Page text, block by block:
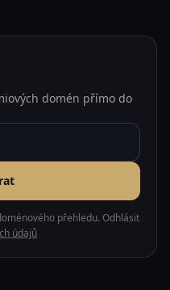
domén přímo do
přehledu. Odhlásit
údajů